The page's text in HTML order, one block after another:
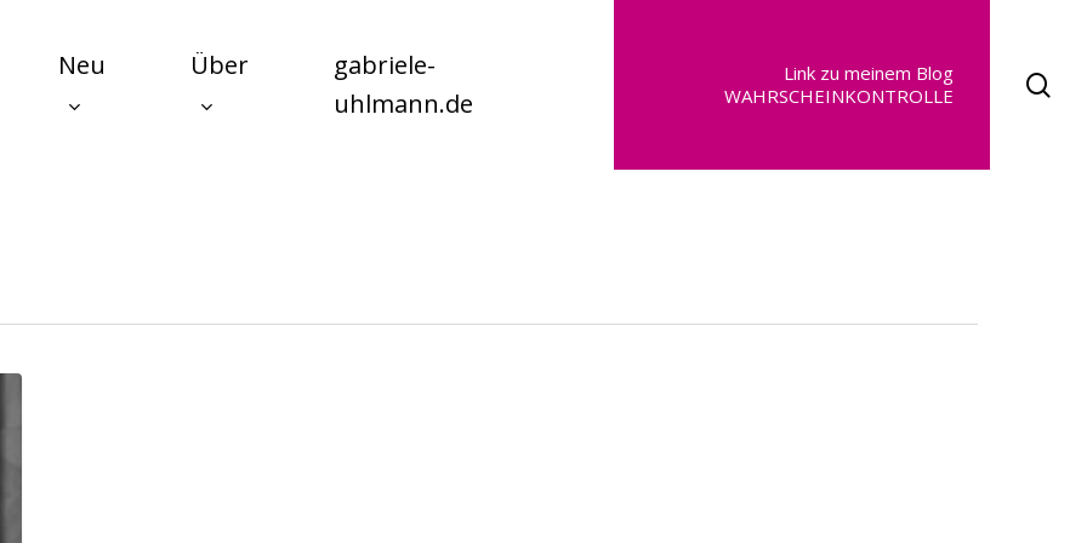
Neu Über
gabriele-
uhlmann.de
Link zu meinem Blog
WAHRSCHEINKONTROLLE